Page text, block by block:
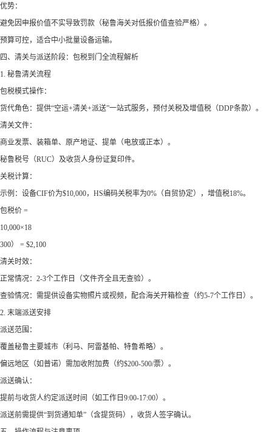
优势：
避免因申报价值不实导致罚款（秘鲁海关对低报价值查验严格）。
预算可控，适合中小批量设备运输。
四、清关与派送阶段：包税到门全流程解析
1. 秘鲁清关流程
包税模式操作：
货代角色：提供“空运+清关+派送”一站式服务，预付关税及增值税（DDP条款）。
清关文件：
商业发票、装箱单、原产地证、提单（电放或正本）。
秘鲁税号（RUC）及收货人身份证复印件。
关税计算：
示例：设备CIF价为$10,000，HS编码关税率为0%（自贸协定），增值税18%。
包税价 =
10,000×18
300） = $2,100
清关时效：
正常情况：2-3个工作日（文件齐全且无查验）。
查验情况：需提供设备实物照片或视频，配合海关开箱检查（约5-7个工作日）。
2. 末端派送安排
派送范围：
覆盖秘鲁主要城市（利马、阿雷基帕、特鲁希略）。
偏远地区（如普诺）需加收附加费（约$200-500/票）。
派送确认：
提前与收货人约定派送时间（如工作日9:00-17:00）。
派送前需提供“到货通知单”（含提货码），收货人签字确认。